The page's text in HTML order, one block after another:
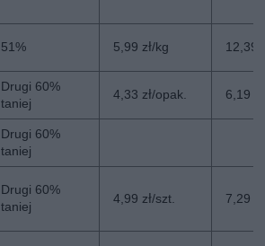
51% 5,99 zł/kg 12,39
Drugi 60%
taniej
4,33 zł/opak. 6,19
Drugi 60%
taniej
Drugi 60%
taniej
4,99 zł/szt. 7,29